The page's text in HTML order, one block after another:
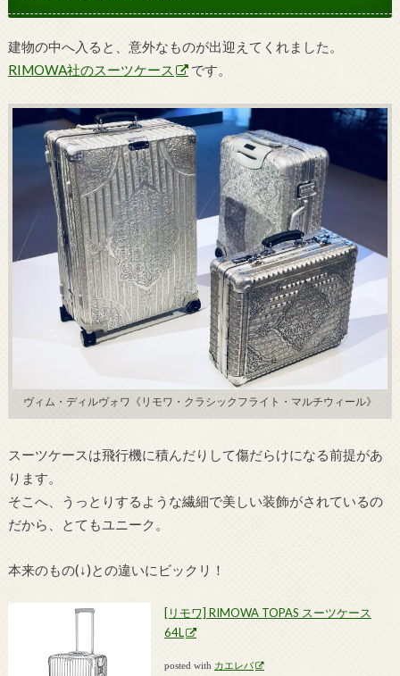
建物の中へ入ると、意外なものが出迎えてくれました。
RIMOWA社のスーツケース
です。
ヴィム・ディルヴォワ《リモワ・クラシックフライト・マルチウィール》
スーツケースは飛行機に積んだりして傷だらけになる前提があ
ります。
そこへ、うっとりするような繊細で美しい装飾がされているの
だから、とてもユニーク。
本来のもの(↓)との違いにビックリ！
[リモワ] RIMOWA TOPAS スーツケース
64L
posted with カエレバ